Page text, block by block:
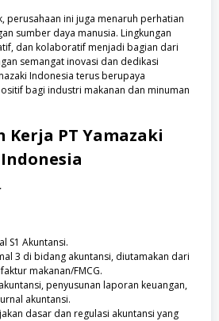
perusahaan ini juga menaruh perhatian
sumber daya manusia. Lingkungan
dan kolaboratif menjadi bagian dari
semangat inovasi dan dedikasi
Indonesia terus berupaya
bagi industri makanan dan minuman
Kerja PT Yamazaki
Indonesia
S1 Akuntansi.
3 di bidang akuntansi, diutamakan dari
makanan/FMCG.
penyusunan laporan keuangan,
akuntansi.
dasar dan regulasi akuntansi yang